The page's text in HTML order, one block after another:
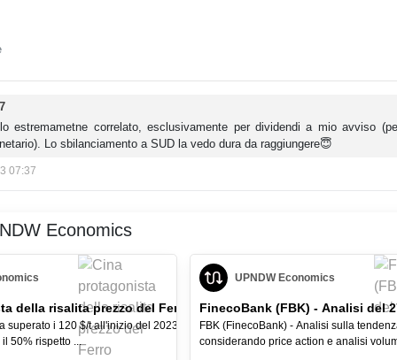
estremametne correlato, esclusivamente per dividendi a mio avviso
Lo sbilanciamento a SUD la vedo dura da raggiungere😇
07:37
Economics
della risalita prezzo del Ferro
superato i 120 $/t all'inizio del 2023,
50% rispetto ...
UPNDW Economics
FinecoBank (FBK) - Analisi del
FBK (FinecoBank) - Analisi sulla
considerando price action e analisi